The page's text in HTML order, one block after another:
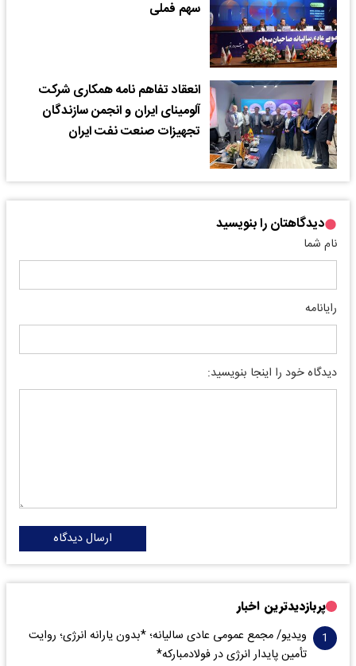
سهم فملی
انعقاد تفاهم نامه همکاری شرکت
آلومینای ایران و انجمن سازندگان
تجهیزات صنعت نفت ایران
دیدگاهتان را بنویسید
نام شما
رایانامه
دیدگاه خود را اینجا بنویسید:
ارسال دیدگاه
پربازدیدترین اخبار
ویدیو/ مجمع عمومی عادی سالیانه؛ *بدون یارانه انرژی؛ روایت
تأمین پایدار انرژی در فولادمبارکه*